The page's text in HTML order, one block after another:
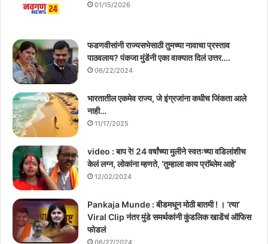
01/15/2026
फडणवीसांनी राज्यसभेसाठी तुमच्या नावाचा प्रस्ताव
पाठवलाय? पंकजा मुंडेंनी एका वाक्यात दिलं उत्तर….
06/22/2024
भारतातील एकमेव राज्य, जे इंग्रजांना कधीच जिंकता आले
नाही…
11/17/2025
video : बाप रे! 24 वर्षांच्या मुलीने स्वतःच्या वडिलांशीच
केलं लग्न, लोकांना म्हणते, ‘तुम्हाला काय प्राॅब्लेम आहे’
12/02/2024
Pankaja Munde : बीडमधून मोठी बातमी ! । ‘त्या’
Viral Clip नंतर मुंडे समर्थकांनी कुंडलिक खाडेंचं ऑफिस
फोडलं